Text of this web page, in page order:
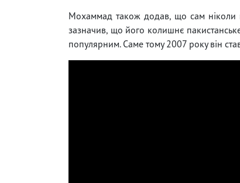
Мохаммад також додав, що сам ніколи
зазначив, що його колишнє
популярним. Саме тому 2007 року він